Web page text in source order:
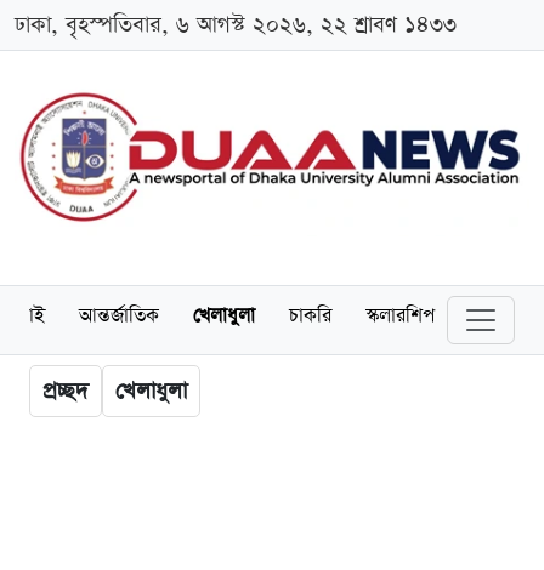
ঢাকা, বৃহস্পতিবার, ৬ আগস্ট ২০২৬, ২২ শ্রাবণ ১৪৩৩
আন্তর্জাতিক খেলাধুলা চাকরি স্কলারশিপ বিনোদন
প্রচ্ছদ খেলাধুলা